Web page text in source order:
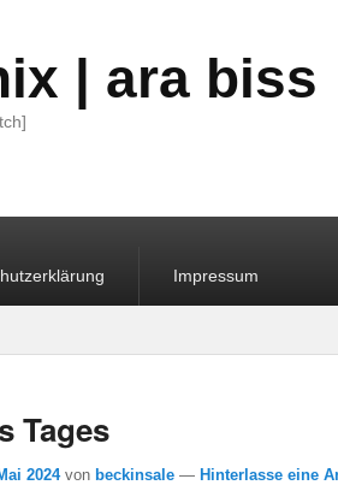
| ara biss
Impressum
Tages
2024 von beckinsale — Hinterlasse eine